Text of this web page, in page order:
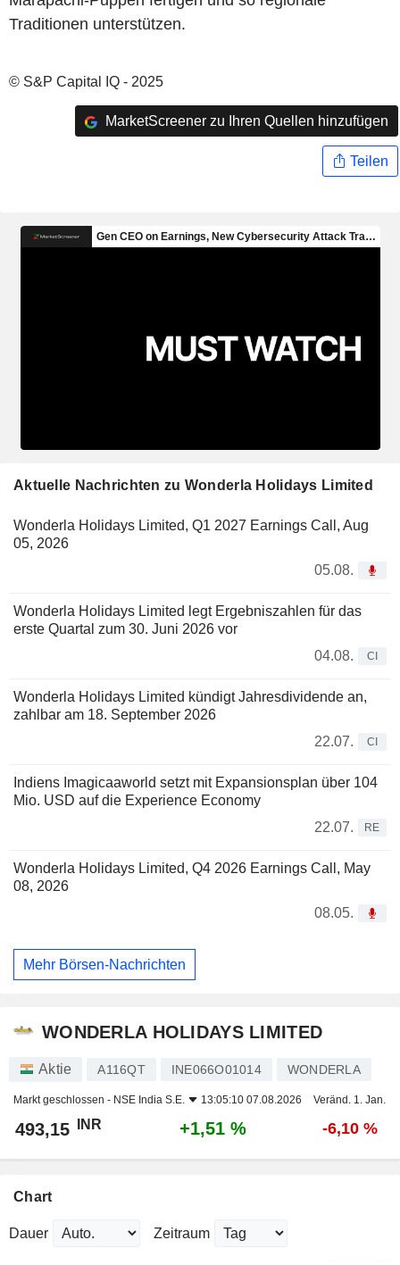
Traditionen unterstützen.
© S&P Capital IQ - 2025
MarketScreener zu Ihren Quellen hinzufügen
Teilen
Aktuelle Nachrichten zu Wonderla Holidays Limited
Wonderla Holidays Limited, Q1 2027 Earnings Call, Aug
05, 2026
05.08.
Wonderla Holidays Limited legt Ergebniszahlen für das
erste Quartal zum 30. Juni 2026 vor
04.08.
CI
Wonderla Holidays Limited kündigt Jahresdividende an,
zahlbar am 18. September 2026
22.07.
CI
Indiens Imagicaaworld setzt mit Expansionsplan über 104
Mio. USD auf die Experience Economy
22.07.
RE
Wonderla Holidays Limited, Q4 2026 Earnings Call, May
08, 2026
08.05.
Mehr Börsen-Nachrichten
WONDERLA HOLIDAYS LIMITED
Aktie A116QT INE066O01014 WONDERLA
Markt geschlossen - NSE India S.E. 13:05:10 07.08.2026 Veränd. 1. Jan.
493,15 INR +1,51 % -6,10 %
Chart
Dauer Zeitraum